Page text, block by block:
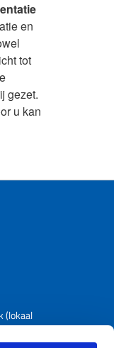
en
tot
gezet.
u kan
(lokaal